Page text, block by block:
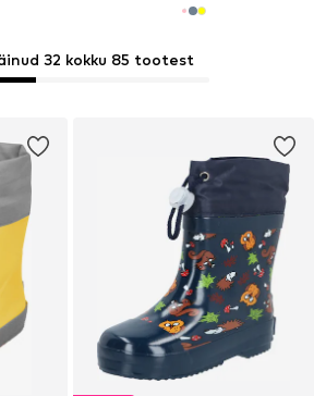
32 kokku 85 tootest